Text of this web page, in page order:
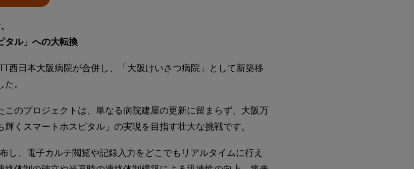
タル」への大転換
西日本大阪病院が合併し、「大阪けいさつ病院」として新築移
。
このプロジェクトは、単なる病院建屋の更新に留まらず、大阪万
くスマートホスピタル」の実現を目指す壮大な挑戦です。
し、電子カルテ閲覧や記録入力をどこでもリアルタイムに行え